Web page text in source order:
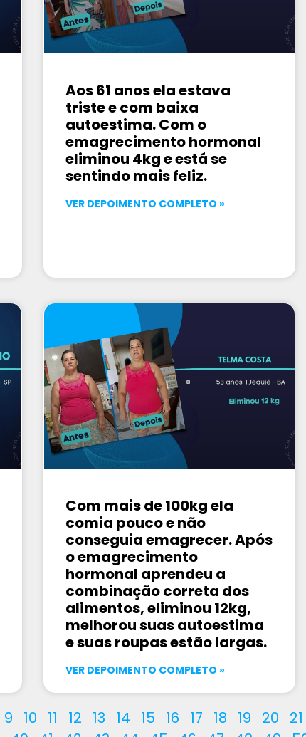
Aos 61 anos ela estava
triste e com baixa
autoestima. Com o
emagrecimento hormonal
eliminou 4kg e está se
sentindo mais feliz.
VER DEPOIMENTO COMPLETO »
Com mais de 100kg ela
comia pouco e não
conseguia emagrecer. Após
o emagrecimento
hormonal aprendeu a
combinação correta dos
alimentos, eliminou 12kg,
melhorou suas autoestima
e suas roupas estão largas.
VER DEPOIMENTO COMPLETO »
9 10 11 12 13 14 15 16 17 18 19 20 21